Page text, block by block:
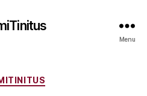
Menu
Categories